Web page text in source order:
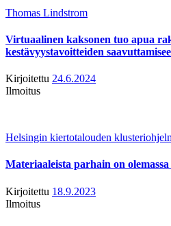
Thomas Lindstrom
Virtuaalinen kaksonen tuo apua
kestävyystavoitteiden
Kirjoitettu 24.6.2024
Ilmoitus
Helsingin kiertotalouden
Materiaaleista parhain on olemassa
Kirjoitettu 18.9.2023
Ilmoitus